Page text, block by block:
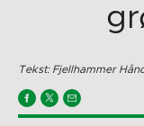
Tekst: Fjellhammer